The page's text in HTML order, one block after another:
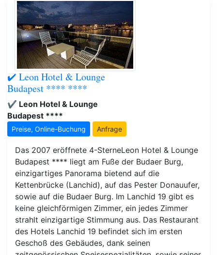
✔️ Leon Hotel & Lounge
Budapest **** ****
✔️ Leon Hotel & Lounge
Budapest ****
Preise, Online-Buchung Anfrage
Das 2007 eröffnete 4-SterneLeon Hotel & Lounge
Budapest **** liegt am Fuße der Budaer Burg,
einzigartiges Panorama bietend auf die
Kettenbrücke (Lanchid), auf das Pester Donauufer,
sowie auf die Budaer Burg. Im Lanchid 19 gibt es
keine gleichförmigen Zimmer, ein jedes Zimmer
strahlt einzigartige Stimmung aus. Das Restaurant
des Hotels Lanchid 19 befindet sich im ersten
Geschoß des Gebäudes, dank seinen